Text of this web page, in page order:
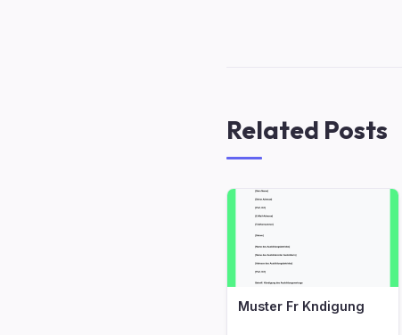
Related Posts
Muster Fr Kndigung